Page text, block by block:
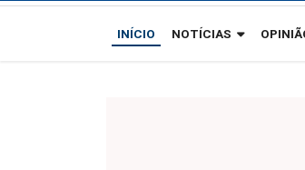
INÍCIO NOTÍCIAS